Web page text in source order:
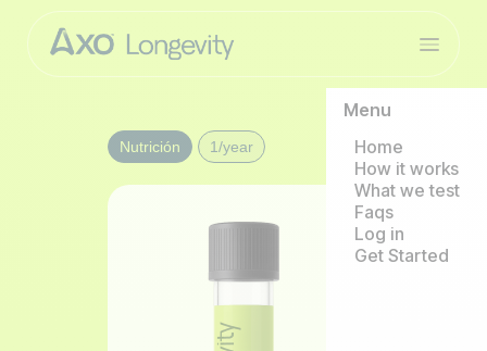
Menu
Home
How it works
What we test
Faqs
Log in
Get Started
Nutrición 1/year